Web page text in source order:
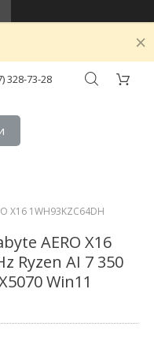
328-73-28
X16 1WH93KZC64DH
AERO X16
Ryzen AI 7 350
Win11